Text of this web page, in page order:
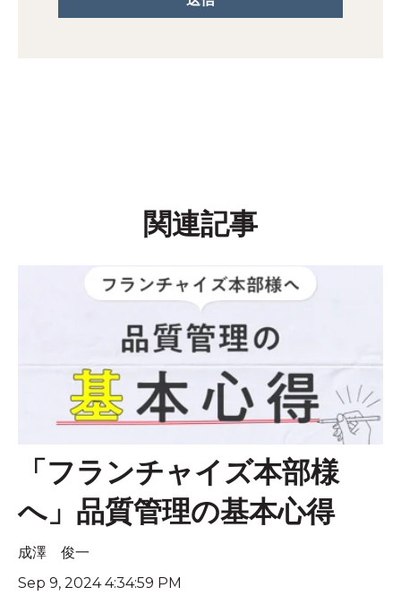
関連記事
「フランチャイズ本部様
へ」品質管理の基本心得
成澤 俊一
Sep 9, 2024 4:34:59 PM